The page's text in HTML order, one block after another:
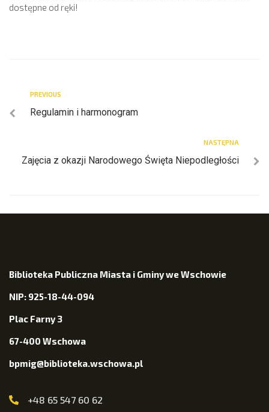
dostępne od ręki!
PREVIOUS
Regulamin i harmonogram
NASTĘPNA
Zajęcia z okazji Narodowego Święta Niepodległości
Biblioteka Publiczna Miasta i Gminy we Wschowie
NIP: 925-18-44-094
Plac Farny 3
67-400 Wschowa
bpmig@biblioteka.wschowa.pl
+48 65 547 60 62